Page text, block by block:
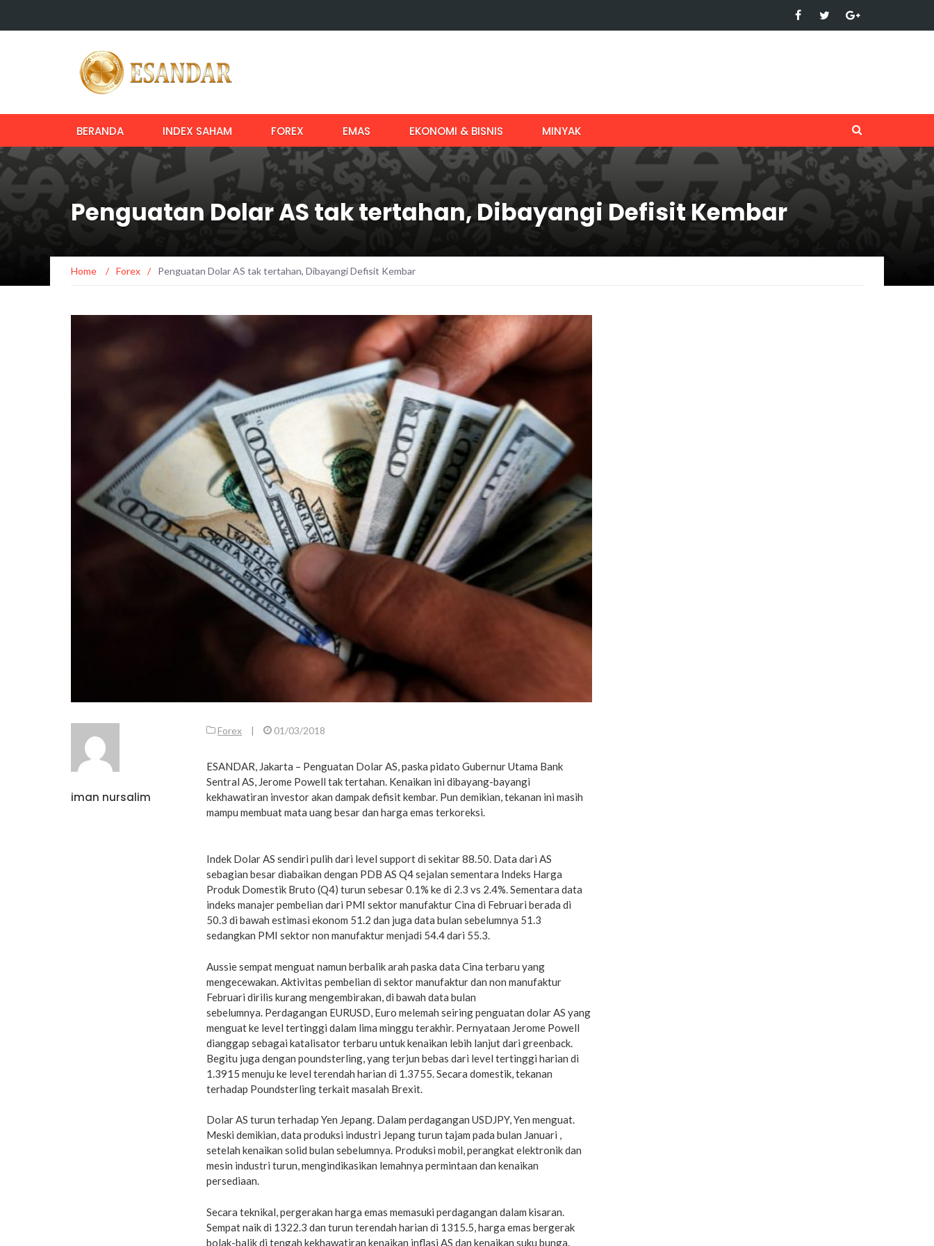
BERANDA INDEX SAHAM FOREX EMAS EKONOMI & BISNIS MINYAK
Penguatan Dolar AS tak tertahan, Dibayangi Defisit Kembar
Home / Forex / Penguatan Dolar AS tak tertahan, Dibayangi Defisit Kembar
iman nursalim
Forex | 01/03/2018
ESANDAR, Jakarta – Penguatan Dolar AS, paska pidato Gubernur Utama Bank
Sentral AS, Jerome Powell tak tertahan. Kenaikan ini dibayang-bayangi
kekhawatiran investor akan dampak defisit kembar. Pun demikian, tekanan ini masih
mampu membuat mata uang besar dan harga emas terkoreksi.
Indek Dolar AS sendiri pulih dari level support di sekitar 88.50. Data dari AS
sebagian besar diabaikan dengan PDB AS Q4 sejalan sementara Indeks Harga
Produk Domestik Bruto (Q4) turun sebesar 0.1% ke di 2.3 vs 2.4%. Sementara data
indeks manajer pembelian dari PMI sektor manufaktur Cina di Februari berada di
50.3 di bawah estimasi ekonom 51.2 dan juga data bulan sebelumnya 51.3
sedangkan PMI sektor non manufaktur menjadi 54.4 dari 55.3.
Aussie sempat menguat namun berbalik arah paska data Cina terbaru yang
mengecewakan. Aktivitas pembelian di sektor manufaktur dan non manufaktur
Februari dirilis kurang mengembirakan, di bawah data bulan
sebelumnya. Perdagangan EURUSD, Euro melemah seiring penguatan dolar AS yang
menguat ke level tertinggi dalam lima minggu terakhir. Pernyataan Jerome Powell
dianggap sebagai katalisator terbaru untuk kenaikan lebih lanjut dari greenback.
Begitu juga dengan poundsterling, yang terjun bebas dari level tertinggi harian di
1.3915 menuju ke level terendah harian di 1.3755. Secara domestik, tekanan
terhadap Poundsterling terkait masalah Brexit.
Dolar AS turun terhadap Yen Jepang. Dalam perdagangan USDJPY, Yen menguat.
Meski demikian, data produksi industri Jepang turun tajam pada bulan Januari ,
setelah kenaikan solid bulan sebelumnya. Produksi mobil, perangkat elektronik dan
mesin industri turun, mengindikasikan lemahnya permintaan dan kenaikan
persediaan.
Secara teknikal, pergerakan harga emas memasuki perdagangan dalam kisaran.
Sempat naik di 1322.3 dan turun terendah harian di 1315.5, harga emas bergerak
bolak-balik di tengah kekhawatiran kenaikan inflasi AS dan kenaikan suku bunga.